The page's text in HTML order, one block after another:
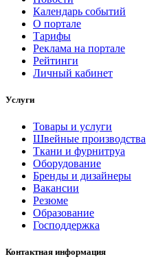
Календарь событий
О портале
Тарифы
Реклама на портале
Рейтинги
Личный кабинет
Услуги
Товары и услуги
Швейные производства
Ткани и фурнитруа
Оборудование
Бренды и дизайнеры
Вакансии
Резюме
Образование
Господдержка
Контактная информация